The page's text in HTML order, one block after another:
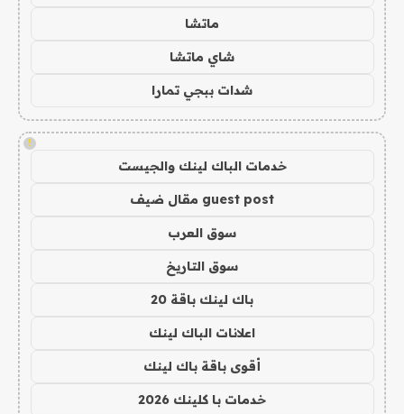
ماتشا
شاي ماتشا
شدات ببجي تمارا
!
خدمات الباك لينك والجيست
guest post مقال ضيف
سوق العرب
سوق التاريخ
باك لينك باقة 20
اعلانات الباك لينك
أقوى باقة باك لينك
خدمات با كلينك 2026